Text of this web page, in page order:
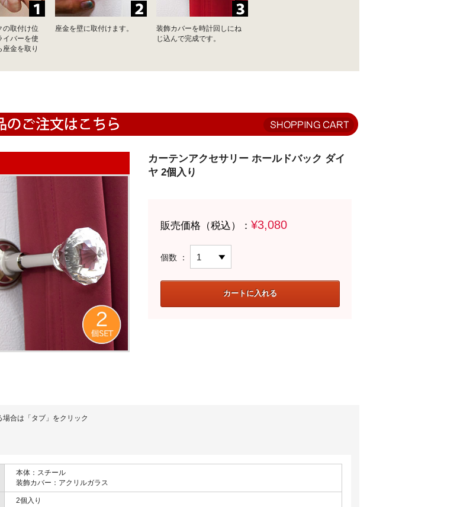
の取付け位
イバーを使
座金を取り
座金を壁に取付けます。
装飾カバーを時計回しにね
じ込んで完成です。
カーテンアクセサリー ホールドバック ダイ
ヤ 2個入り
販売価格（税込）： ¥3,080
個数 ：
合は「タブ」をクリック
本体：スチール
装飾カバー：アクリルガラス
2個入り